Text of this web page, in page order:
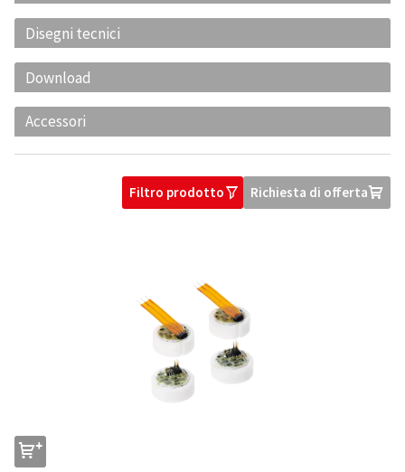
Disegni tecnici
Download
Accessori
Filtro prodottoO Richiesta di offertaU
s